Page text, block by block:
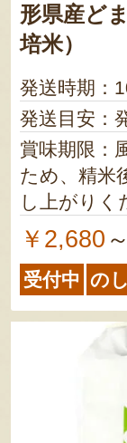
形県産ど
培米）
発送時期：
発送目安：
賞味期限：
ため、精米
し上がりく
￥2,680 ～
受付中 の